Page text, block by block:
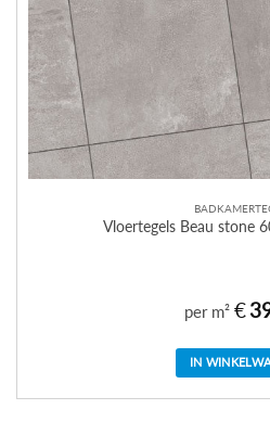
Vloertegels Beau stone
per m² €
IN